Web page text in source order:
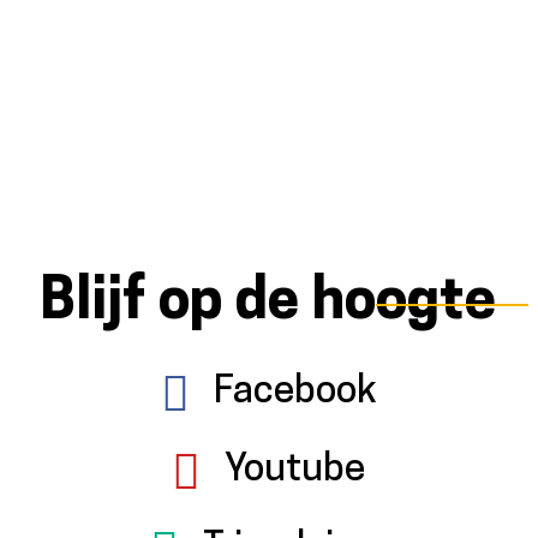
Blijf op de hoogte
Facebook
Youtube